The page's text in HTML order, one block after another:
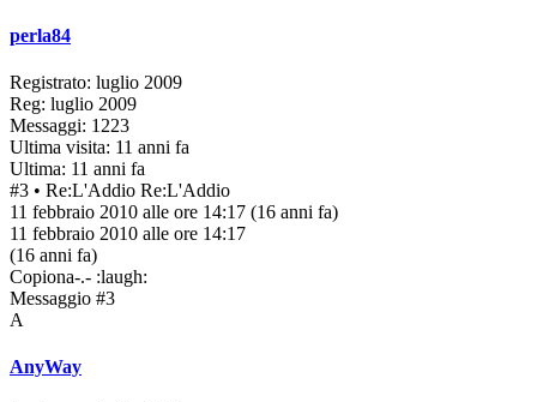
perla84
Registrato: luglio 2009
Reg: luglio 2009
Messaggi: 1223
Ultima visita: 11 anni fa
Ultima: 11 anni fa
#3 • Re:L'Addio Re:L'Addio
11 febbraio 2010 alle ore 14:17 (16 anni fa)
11 febbraio 2010 alle ore 14:17
(16 anni fa)
Copiona-.- :laugh:
Messaggio #3
A
AnyWay